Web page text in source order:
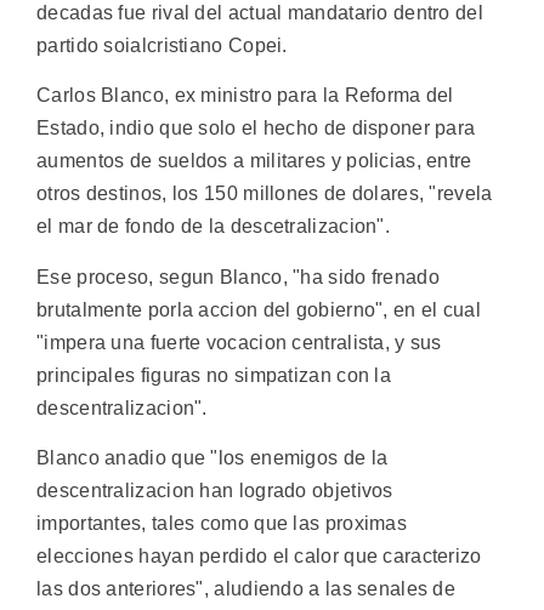
decadas fue rival del actual mandatario dentro del
partido soialcristiano Copei.
Carlos Blanco, ex ministro para la Reforma del
Estado, indio que solo el hecho de disponer para
aumentos de sueldos a militares y policias, entre
otros destinos, los 150 millones de dolares, "revela
el mar de fondo de la descetralizacion".
Ese proceso, segun Blanco, "ha sido frenado
brutalmente porla accion del gobierno", en el cual
"impera una fuerte vocacion centralista, y sus
principales figuras no simpatizan con la
descentralizacion".
Blanco anadio que "los enemigos de la
descentralizacion han logrado objetivos
importantes, tales como que las proximas
elecciones hayan perdido el calor que caracterizo
las dos anteriores", aludiendo a las senales de